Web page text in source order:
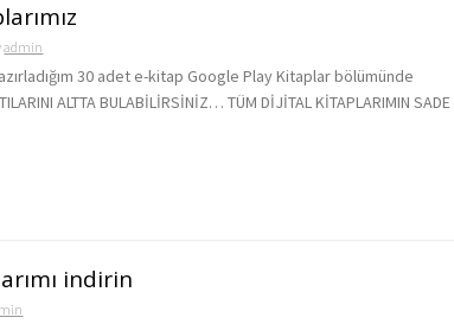
admin
30 adet e-kitap Google Play Kitaplar bölümünde
ALTTA BULABİLİRSİNİZ… TÜM DİJİTAL KİTAPLARIMIN SADE
indirin